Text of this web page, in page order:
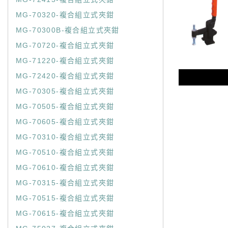
MG-70320-複合組立式夾鉗
MG-70300B-複合組立式夾鉗
MG-70720-複合組立式夾鉗
MG-71220-複合組立式夾鉗
MG-72420-複合組立式夾鉗
MG-70305-複合組立式夾鉗
MG-70505-複合組立式夾鉗
MG-70605-複合組立式夾鉗
MG-70310-複合組立式夾鉗
MG-70510-複合組立式夾鉗
MG-70610-複合組立式夾鉗
MG-70315-複合組立式夾鉗
MG-70515-複合組立式夾鉗
MG-70615-複合組立式夾鉗